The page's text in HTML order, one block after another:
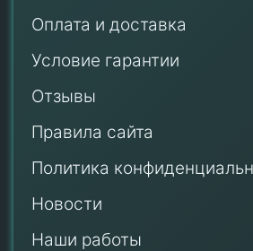
Оплата и доставка
Условие гарантии
Отзывы
Правила сайта
Политика
Новости
Наши работы